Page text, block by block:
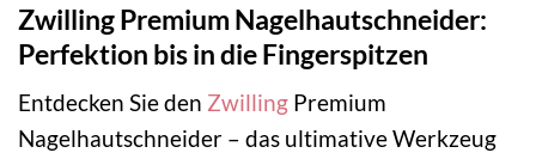
Zwilling Premium Nagelhautschneider:
Perfektion bis in die Fingerspitzen
Entdecken Sie den Zwilling Premium
Nagelhautschneider – das ultimative Werkzeug